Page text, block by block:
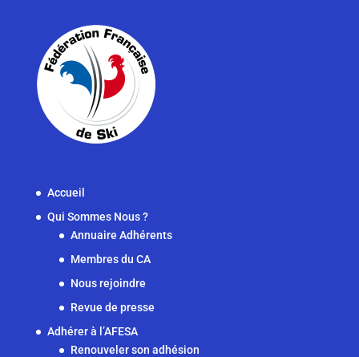
Accueil
Qui Sommes Nous ?
Annuaire Adhérents
Membres du CA
Nous rejoindre
Revue de presse
Adhérer à l’AFESA
Renouveler son adhésion